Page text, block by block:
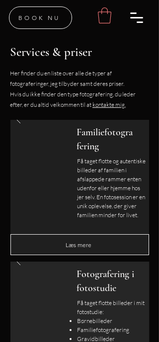
BOOK NU
Services & priser
Her finder du en liste over alle de typer af
fotograferinger, jeg tilbyder samt deres priser.
Hvis du ikke finder den type fotografering, du leder
efter, er du altid velkommen til at kontakte mig.
Familiefotogra
fering
Få taget flotte og autentiske
billeder af familien i
afslappede rammer enten
udenfor eller hjemme hos
jer selv. En fotosession er en
unik oplevelse, der giver
familien minder for livet.
Læs mere
Fotografering i
fotostudie
Få taget flotte billeder i mit
fotostudie:​
Børnebilleder
Familiefotografering
Gravidbilleder